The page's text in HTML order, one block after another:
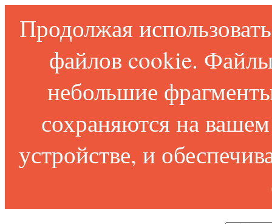
Продолжая
файлов cookie.
небольшие
сохраняются на
устройстве, и